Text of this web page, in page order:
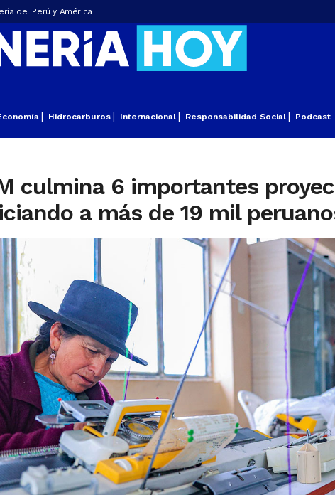
del Perú y América
Hidrocarburos Internacional Responsabilidad Social Podcast
culmina 6 importantes
a más de 19 mil